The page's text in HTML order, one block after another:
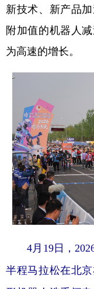
新技术、新产品
附加值的机器人
为高速的增长。
4月19日，
半程马拉松在北